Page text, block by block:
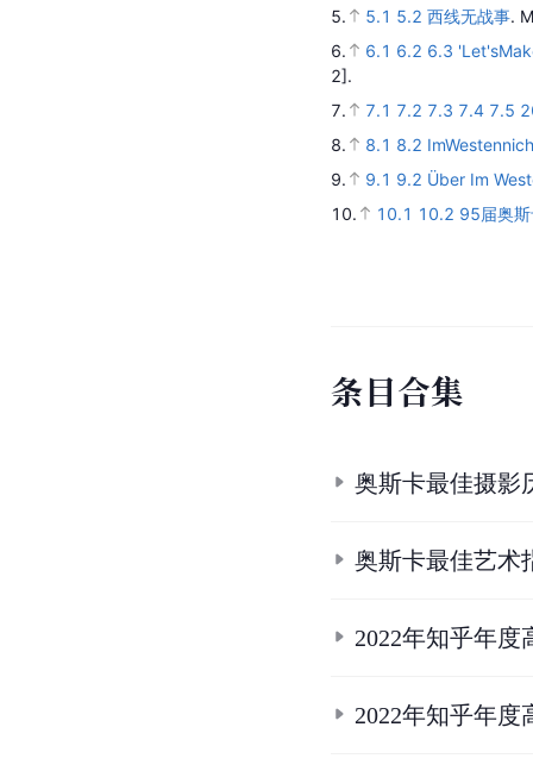
5.
5.1 5.2 西线无战事.
6.
6.1 6.2 6.3
2].
7.
7.1 7.2 7.3 7.4 7.5
8.
8.1 8.2
9.
9.1 9.2 Über Im
10.
10.1 10.2 95届奥
条目合集
奥斯卡最佳摄影
奥斯卡最佳艺术
2022年知乎年度
2022年知乎年度